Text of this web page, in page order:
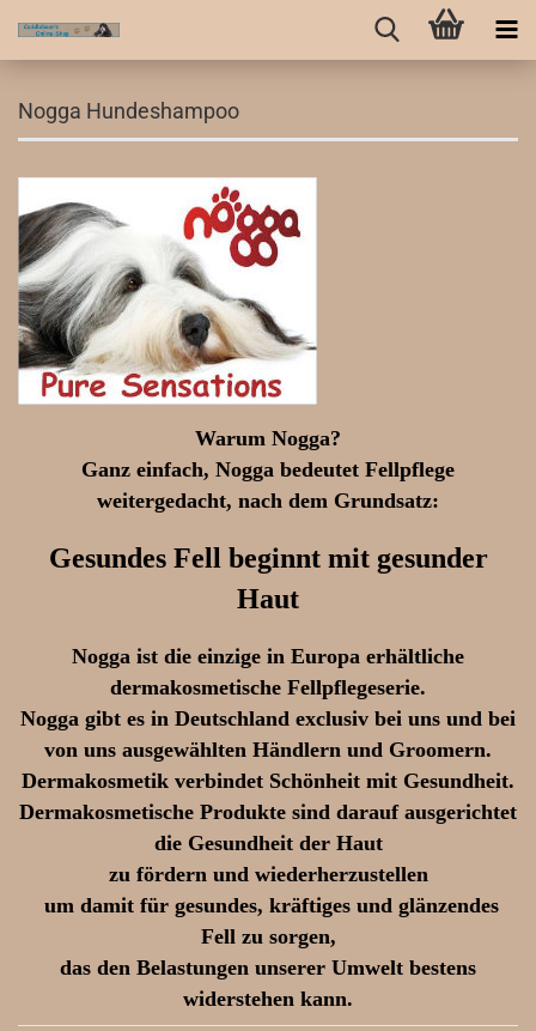
Nogga Hundeshampoo
Warum Nogga?
Ganz einfach, Nogga bedeutet Fellpflege
weitergedacht, nach dem Grundsatz:
Gesundes Fell beginnt mit gesunder
Haut
Nogga ist die einzige in Europa erhältliche
dermakosmetische Fellpflegeserie.
Nogga gibt es in Deutschland exclusiv bei uns und bei
von uns ausgewählten Händlern und Groomern.
Dermakosmetik verbindet Schönheit mit Gesundheit.
Dermakosmetische Produkte sind darauf ausgerichtet
die Gesundheit der Haut
zu fördern und wiederherzustellen
um damit für gesundes, kräftiges und glänzendes
Fell zu sorgen,
das den Belastungen unserer Umwelt bestens
widerstehen kann.